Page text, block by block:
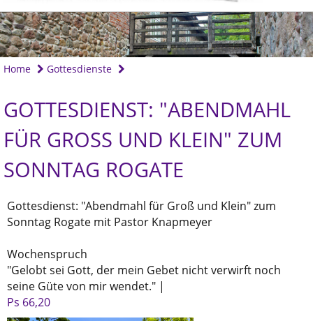
Home Gottesdienste
GOTTESDIENST: "ABENDMAHL
FÜR GROSS UND KLEIN" ZUM S
ONNTAG ROGATE
Gottesdienst: "Abendmahl für Groß und Klein" zum
Sonntag Rogate mit Pastor Knapmeyer
Wochenspruch
"Gelobt sei Gott, der mein Gebet nicht verwirft noch
seine Güte von mir wendet." |
Ps 66,20